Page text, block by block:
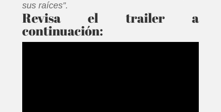
sus raíces”.
Revisa el trailer a
continuación: